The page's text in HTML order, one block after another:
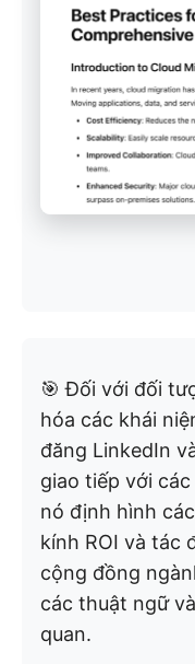
🎯 Đối với đối
hóa các khái
đăng LinkedIn
giao tiếp với
nó định hình
kính ROI và tác
cộng đồng
các thuật ngữ
quan.